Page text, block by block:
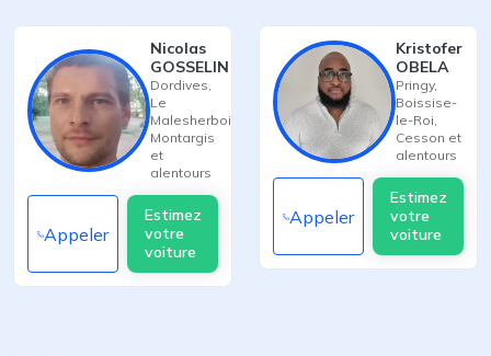
Nicolas
GOSSELIN
Dordives,
Le
Malesherbois
Montargis
et
alentours
Appeler
Estimez
votre
voiture
Kristofer
OBELA
Pringy,
Boissise-
le-Roi,
Cesson et
alentours
Appeler
Estimez
votre
voiture